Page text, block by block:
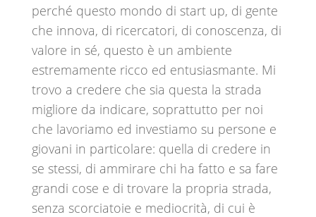
perché questo mondo di start up, di gente
che innova, di ricercatori, di conoscenza, di
valore in sé, questo è un ambiente
estremamente ricco ed entusiasmante. Mi
trovo a credere che sia questa la strada
migliore da indicare, soprattutto per noi
che lavoriamo ed investiamo su persone e
giovani in particolare: quella di credere in
se stessi, di ammirare chi ha fatto e sa fare
grandi cose e di trovare la propria strada,
senza scorciatoie e mediocrità, di cui è